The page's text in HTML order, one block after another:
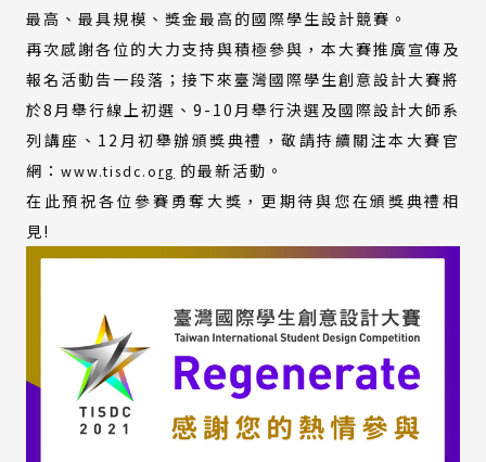
最高、最具規模、獎金最高的國際學生設計競賽。
再次感謝各位的大力支持與積極參與，本大賽推廣宣傳及
報名活動告一段落；接下來臺灣國際學生創意設計大賽將
於8月舉行線上初選、9-10月舉行決選及國際設計大師系
列講座、12月初舉辦頒獎典禮，敬請持續關注本大賽官
網： www.tisdc.org 的最新活動。
在此預祝各位參賽勇奪大獎，更期待與您在頒獎典禮相
見!